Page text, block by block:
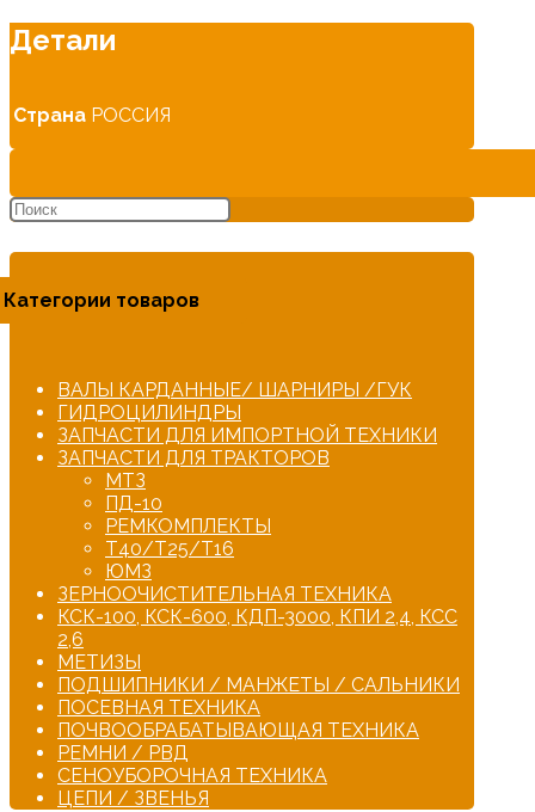
НД
МТЗ-82
ст/
обр
краном
блок.
Детали
Страна РОССИЯ
Категории товаров
ВАЛЫ КАРДАННЫЕ/ ШАРНИРЫ /ГУК
ГИДРОЦИЛИНДРЫ
ЗАПЧАСТИ ДЛЯ ИМПОРТНОЙ ТЕХНИКИ
ЗАПЧАСТИ ДЛЯ ТРАКТОРОВ
МТЗ
ПД-10
РЕМКОМПЛЕКТЫ
Т40/Т25/Т16
ЮМЗ
ЗЕРНООЧИСТИТЕЛЬНАЯ ТЕХНИКА
КСК-100, КСК-600, КДП-3000, КПИ 2,4, КСС
2,6
МЕТИЗЫ
ПОДШИПНИКИ / МАНЖЕТЫ / САЛЬНИКИ
ПОСЕВНАЯ ТЕХНИКА
ПОЧВООБРАБАТЫВАЮЩАЯ ТЕХНИКА
РЕМНИ / РВД
СЕНОУБОРОЧНАЯ ТЕХНИКА
ЦЕПИ / ЗВЕНЬЯ